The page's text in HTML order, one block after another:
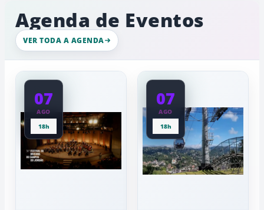
esportivo
na
Serra
da
Mantiqueira
a
Agenda de Eventos
VER TODA A AGENDA
07
AGO
18h
07
AGO
18h